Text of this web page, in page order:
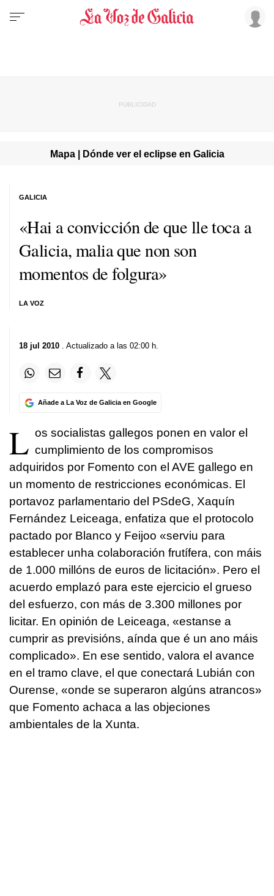
Mapa | Dónde ver el eclipse en Galicia
«Hai a convicción de que lle toca a
Galicia, malia que non son
momentos de folgura»
LA VOZ
GALICIA
18 jul 2010 . Actualizado a las 02:00 h.
Añade a La Voz de Galicia en Google
L os socialistas gallegos ponen en valor el
cumplimiento de los compromisos
adquiridos por Fomento con el AVE gallego en
un momento de restricciones económicas. El
portavoz parlamentario del PSdeG, Xaquín
Fernández Leiceaga, enfatiza que el protocolo
pactado por Blanco y Feijoo «serviu para
establecer unha colaboración frutífera, con máis
de 1.000 millóns de euros de licitación». Pero el
acuerdo emplazó para este ejercicio el grueso
del esfuerzo, con más de 3.300 millones por
licitar. En opinión de Leiceaga, «estanse a
cumprir as previsións, aínda que é un ano máis
complicado». En ese sentido, valora el avance
en el tramo clave, el que conectará Lubián con
Ourense, «onde se superaron algúns atrancos»
que Fomento achaca a las objeciones
ambientales de la Xunta.